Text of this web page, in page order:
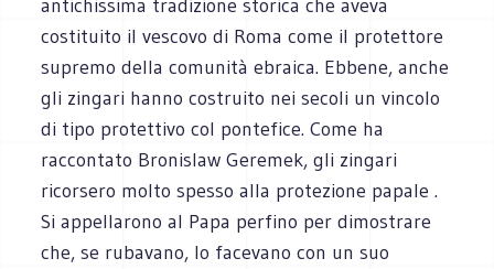
antichissima tradizione storica che aveva
costituito il vescovo di Roma come il protettore
supremo della comunità ebraica. Ebbene, anche
gli zingari hanno costruito nei secoli un vincolo
di tipo protettivo col pontefice. Come ha
raccontato Bronislaw Geremek, gli zingari
ricorsero molto spesso alla protezione papale .
Si appellarono al Papa perfino per dimostrare
che, se rubavano, lo facevano con un suo